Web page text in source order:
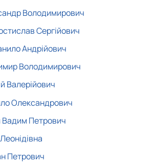
Володимирович
Сергійович
Андрійович
Володимирович
Валерійович
Олександрович
Вадим Петрович
Петрович